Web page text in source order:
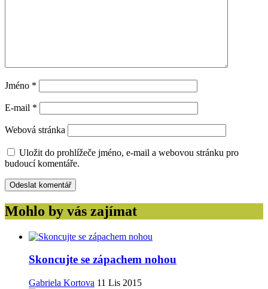
Jméno *
E-mail *
Webová stránka
Uložit do prohlížeče jméno, e-mail a webovou stránku pro
budoucí komentáře.
Mohlo by vás zajímat
Skoncujte se zápachem nohou
Gabriela Kortova 11 Lis 2015